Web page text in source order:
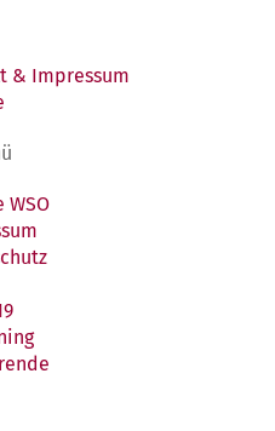
& Impressum
WSO